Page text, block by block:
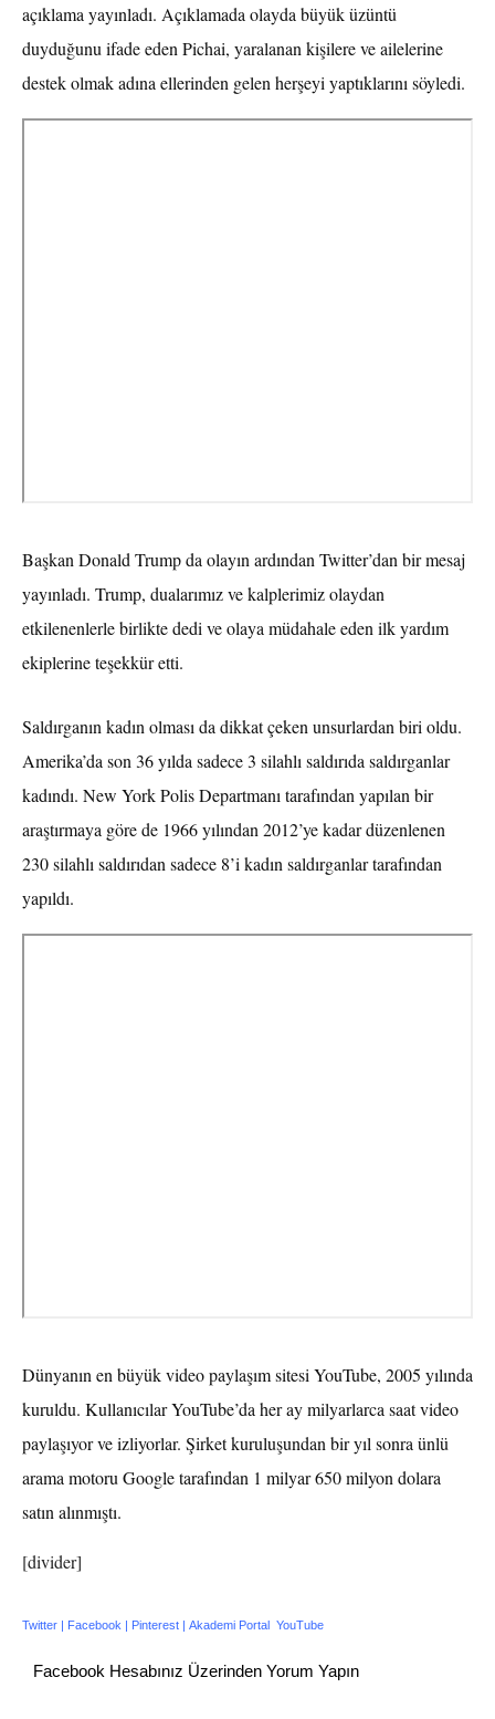
açıklama yayınladı. Açıklamada olayda büyük üzüntü
duyduğunu ifade eden Pichai, yaralanan kişilere ve ailelerine
destek olmak adına ellerinden gelen herşeyi yaptıklarını söyledi.
Başkan Donald Trump da olayın ardından Twitter’dan bir mesaj
yayınladı. Trump, dualarımız ve kalplerimiz olaydan
etkilenenlerle birlikte dedi ve olaya müdahale eden ilk yardım
ekiplerine teşekkür etti.
Saldırganın kadın olması da dikkat çeken unsurlardan biri oldu.
Amerika’da son 36 yılda sadece 3 silahlı saldırıda saldırganlar
kadındı. New York Polis Departmanı tarafından yapılan bir
araştırmaya göre de 1966 yılından 2012’ye kadar düzenlenen
230 silahlı saldırıdan sadece 8’i kadın saldırganlar tarafından
yapıldı.
Dünyanın en büyük video paylaşım sitesi YouTube, 2005 yılında
kuruldu. Kullanıcılar YouTube’da her ay milyarlarca saat video
paylaşıyor ve izliyorlar. Şirket kuruluşundan bir yıl sonra ünlü
arama motoru Google tarafından 1 milyar 650 milyon dolara
satın alınmıştı.
[divider]
Twitter Facebook | Pinterest Akademi Portal YouTube
Facebook Hesabınız Üzerinden Yorum Yapın